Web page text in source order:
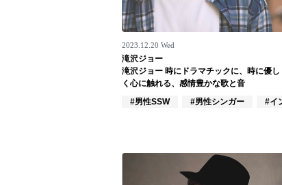
2023.12.20 Wed
滝沢ジョー
滝沢ジョー 時にドラマチックに、時に優し
く心に触れる、感情豊かな歌と音
#男性SSW
#男性シンガー #イ